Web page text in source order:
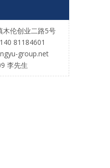
木伦创业二路5号
81184601
group.net
李先生